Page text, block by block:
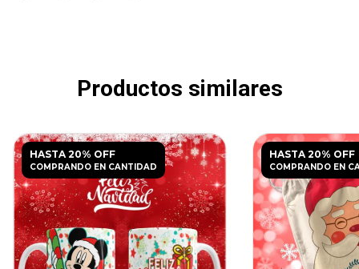
Productos similares
HASTA 20% OFF
COMPRANDO EN CANTIDAD
HASTA 20% OFF
COMPRANDO EN